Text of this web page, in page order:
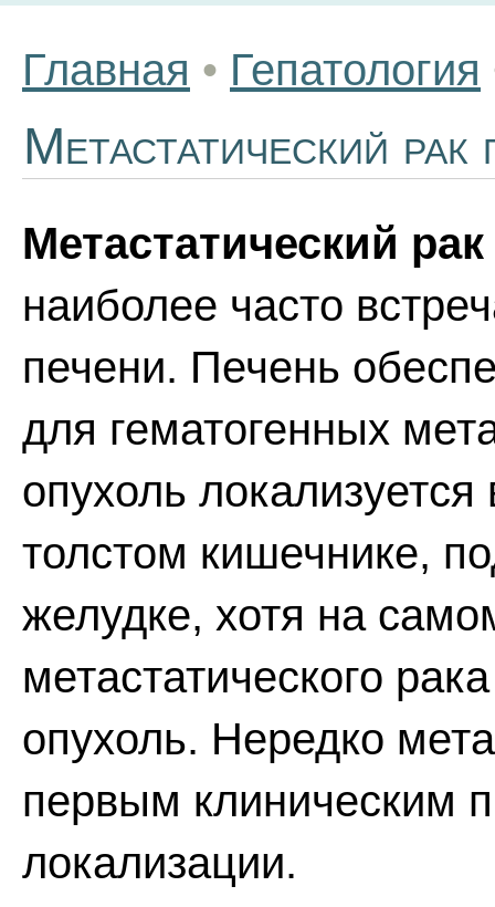
Главная • Гепатология
Метастатический рак
Метастатический
наиболее часто
печени. Печень
для гематогенных
опухоль
толстом кишечнике,
желудке, хотя на
метастатического
опухоль. Нередко
первым клиническим
локализации.